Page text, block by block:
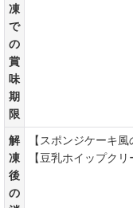
凍
で
の
賞
味
期
限
解
凍
後
の
【スポンジケーキ
【豆乳ホイップク